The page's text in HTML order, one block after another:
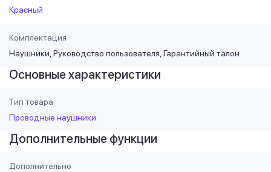
Красный
Комплектация
Наушники, Руководство пользователя, Гарантийный талон
Основные характеристики
Тип товара
Проводные наушники
Дополнительные функции
Дополнительно